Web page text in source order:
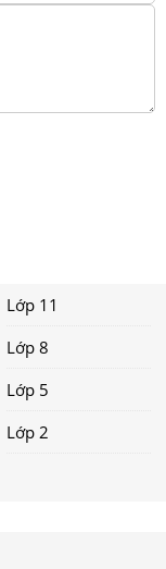
Lớp 11
Lớp 8
Lớp 5
Lớp 2